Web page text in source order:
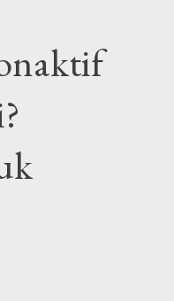
lahir. Saat
bekal
bisa
tantangan